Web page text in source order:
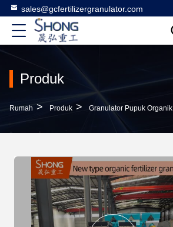
sales@gcfertilizergranulator.com
Produk
Rumah > Produk > Granulator Pupuk Organik